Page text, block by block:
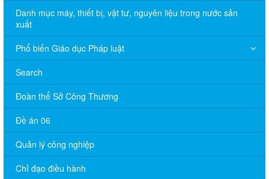
Danh mục máy, thiết bị, vật tư, nguyên liệu trong nước sản
xuất
Phổ biến Giáo dục Pháp luật
Search
Đoàn thể Sở Công Thương
Đề án 06
Quản lý công nghiệp
Chỉ đạo điều hành